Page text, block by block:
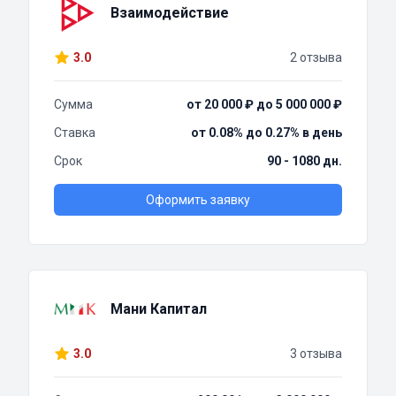
Взаимодействие
3.0 2 отзыва
Сумма
от 20 000 ₽ до 5 000 000 ₽
Ставка
от 0.08% до 0.27% в день
Срок
90 - 1080 дн.
Оформить заявку
Мани Капитал
3.0 3 отзыва